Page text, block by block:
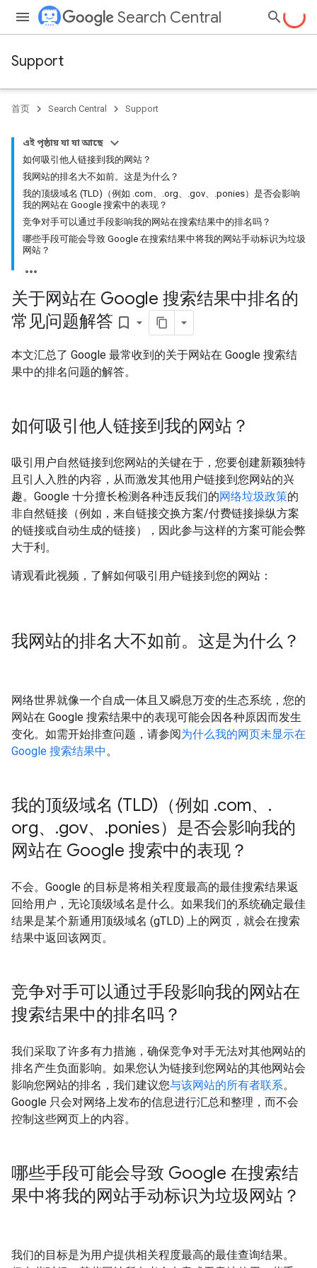
Search Central
Support
首页 Search Central Support
এই পৃষ্ঠায় যা যা আছে
如何吸引他人链接到我的网站？
我网站的排名大不如前。这是为什么？
我的顶级域名 (TLD)（例如 .com、.org、.gov、.ponies）是否会影响
我的网站在 Google 搜索中的表现？
竞争对手可以通过手段影响我的网站在搜索结果中的排名吗？
哪些手段可能会导致 Google 在搜索结果中将我的网站手动标识为垃圾
网站？
关于网站在 Google 搜索结果中排名的
常见问题解答 bookmark_border
本文汇总了 Google 最常收到的关于网站在 Google 搜索结
果中的排名问题的解答。
如何吸引他人链接到我的网站？
吸引用户自然链接到您网站的关键在于，您要创建新颖独特
且引人入胜的内容，从而激发其他用户链接到您网站的兴
趣。Google 十分擅长检测各种违反我们的网络垃圾政策的
非自然链接（例如，来自链接交换方案/付费链接操纵方案
的链接或自动生成的链接），因此参与这样的方案可能会弊
大于利。
请观看此视频，了解如何吸引用户链接到您的网站：
我网站的排名大不如前。这是为什么？
网络世界就像一个自成一体且又瞬息万变的生态系统，您的
网站在 Google 搜索结果中的表现可能会因各种原因而发生
变化。如需开始排查问题，请参阅为什么我的网页未显示在
Google 搜索结果中。
我的顶级域名 (TLD)（例如 .com、 .
org、 .gov、 .ponies）是否会影响我的
网站在 Google 搜索中的表现？
不会。Google 的目标是将相关程度最高的最佳搜索结果返
回给用户，无论顶级域名是什么。如果我们的系统确定最佳
结果是某个新通用顶级域名 (gTLD) 上的网页，就会在搜索
结果中返回该网页。
竞争对手可以通过手段影响我的网站在
搜索结果中的排名吗？
我们采取了许多有力措施，确保竞争对手无法对其他网站的
排名产生负面影响。如果您认为链接到您网站的其他网站会
影响您网站的排名，我们建议您与该网站的所有者联系。
Google 只会对网络上发布的信息进行汇总和整理，而不会
控制这些网页上的内容。
哪些手段可能会导致 Google 在搜索结
果中将我的网站手动标识为垃圾网站？
我们的目标是为用户提供相关程度最高的最佳查询结果。